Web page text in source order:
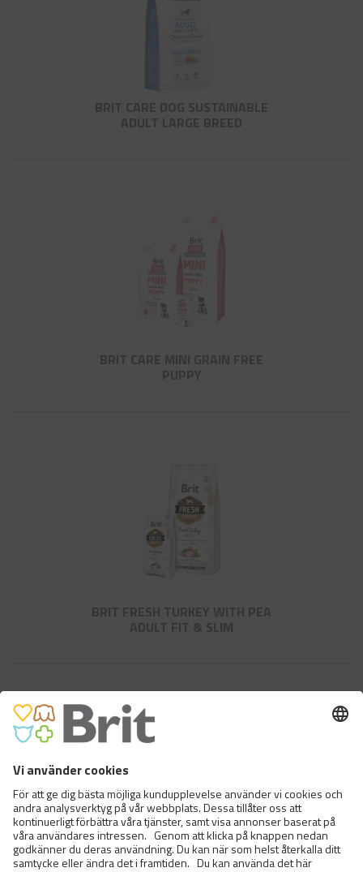
BRIT CARE DOG SUSTAINABLE
ADULT LARGE BREED
BRIT CARE MINI GRAIN FREE
PUPPY
BRIT FRESH TURKEY WITH PEA
ADULT FIT & SLIM
BRIT CARE SENSITIVE GRAIN